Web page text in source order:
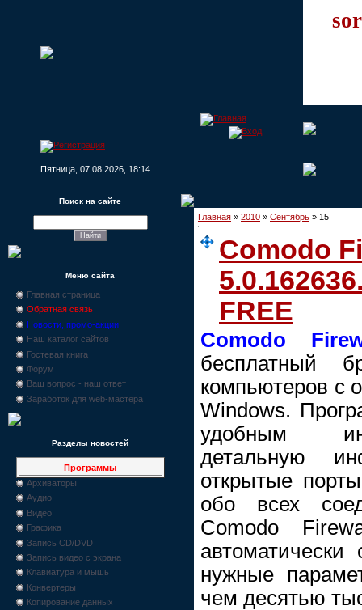
Пятница, 07.08.2026, 18:14
Поиск на сайте
Меню сайта
Главная страница
Обратная связь
Новости, промо-акции
Наш каталог сайтов
Гостевая книга
Форум
Ваш вопрос - наш ответ
Заработок для web-мастера
Разделы новостей
Программы
Архиваторы
Аудио
Видео
Графика
Запись CD/DVD
Запись видео с экрана
Клавиатура и мышь
Конвертеры
Копирование данных
Главная » 2010 » Сентябрь » 15
Comodo
FREE
Comodo
бесплатный
компьютеров с
Windows.
удобным
детальную
открытые
обо всех
Comodo
нужные
чем десятью